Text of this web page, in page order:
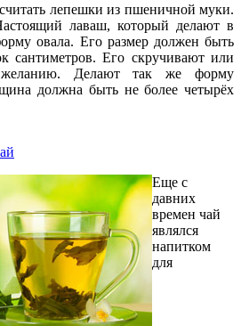
лепешки из пшеничной муки.
лаваш, который делают в
овала. Его размер должен быть
сантиметров. Его скручивают или
Делают так же форму
должна быть не более четырёх
Еще с
давних
времен чай
являлся
напитком
для